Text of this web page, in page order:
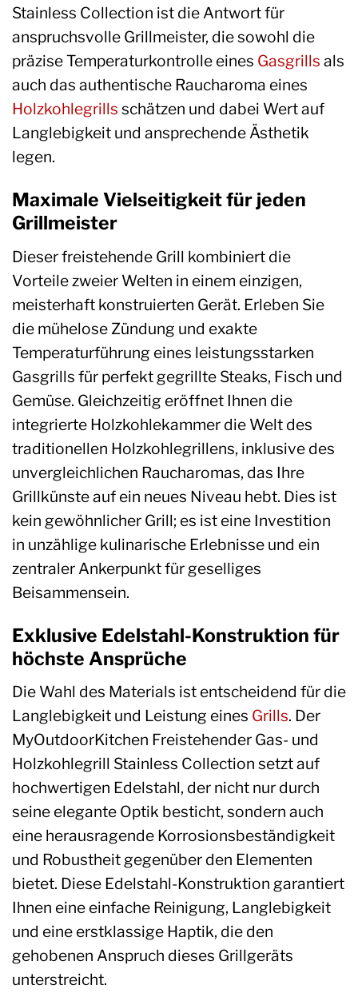
Stainless Collection ist die Antwort für
anspruchsvolle Grillmeister, die sowohl die
präzise Temperaturkontrolle eines Gasgrills als
auch das authentische Raucharoma eines
Holzkohlegrills schätzen und dabei Wert auf
Langlebigkeit und ansprechende Ästhetik
legen.
Maximale Vielseitigkeit für jeden
Grillmeister
Dieser freistehende Grill kombiniert die
Vorteile zweier Welten in einem einzigen,
meisterhaft konstruierten Gerät. Erleben Sie
die mühelose Zündung und exakte
Temperaturführung eines leistungsstarken
Gasgrills für perfekt gegrillte Steaks, Fisch und
Gemüse. Gleichzeitig eröffnet Ihnen die
integrierte Holzkohlekammer die Welt des
traditionellen Holzkohlegrillens, inklusive des
unvergleichlichen Raucharomas, das Ihre
Grillkünste auf ein neues Niveau hebt. Dies ist
kein gewöhnlicher Grill; es ist eine Investition
in unzählige kulinarische Erlebnisse und ein
zentraler Ankerpunkt für geselliges
Beisammensein.
Exklusive Edelstahl-Konstruktion für
höchste Ansprüche
Die Wahl des Materials ist entscheidend für die
Langlebigkeit und Leistung eines Grills. Der
MyOutdoorKitchen Freistehender Gas- und
Holzkohlegrill Stainless Collection setzt auf
hochwertigen Edelstahl, der nicht nur durch
seine elegante Optik besticht, sondern auch
eine herausragende Korrosionsbeständigkeit
und Robustheit gegenüber den Elementen
bietet. Diese Edelstahl-Konstruktion garantiert
Ihnen eine einfache Reinigung, Langlebigkeit
und eine erstklassige Haptik, die den
gehobenen Anspruch dieses Grillgeräts
unterstreicht.